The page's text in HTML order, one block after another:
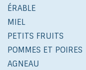
ÉRABLE
MIEL
PETITS FRUITS
POMMES ET POIRES
AGNEAU